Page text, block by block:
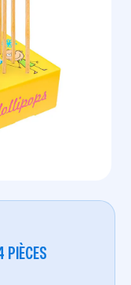
PIÈCES